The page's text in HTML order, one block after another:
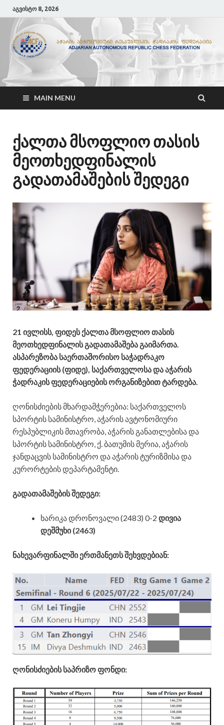
აგვისტო 8, 2026
ACF
აჭარის ჭადრაკის ფედერაცია
MAIN MENU
ქალთა მსოფლიო თასის
მეოთხედფინალის
გადათამაშების შედეგი
21 ივლისს, ფიდეს ქალთა მსოფლიო თასის
მეოთხედფინალის გადათამაშება გაიმართა.
ასპარეზობა საერთაშორისო საჭადრაკო
ფედერაციის (ფიდე), საქართველოსა და აჭარის
ჭადრაკის ფედერაციების ორგანიზებით ტარდება.
ღონისძიების მხარდამჭერებია: საქართველოს
სპორტის სამინისტრო, აჭარის ავტონომიური
რესპუბლიკის მთავრობა, აჭარის განათლებისა და
სპორტის სამინისტრო, ქ. ბათუმის მერია, აჭარის
ჯანდაცვის სამინისტრო და აჭარის ტურიზმისა და
კურორტების დეპარტამენტი.
გადათამაშების შედეგი:
ხარიკა დრონოვალი (2483) 0-2 დივია
დეშმუხი (2463)
ნახევარფინალში ერთმანეთს შეხვდებიან:
ღონისძიების საპრიზო ფონდი: